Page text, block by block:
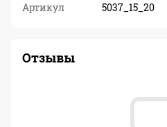
Артикул
5037_15_20
Отзывы